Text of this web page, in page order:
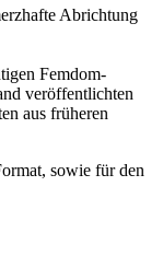
Abrichtung
Femdom-
veröffentlichten
aus früheren
sowie für den